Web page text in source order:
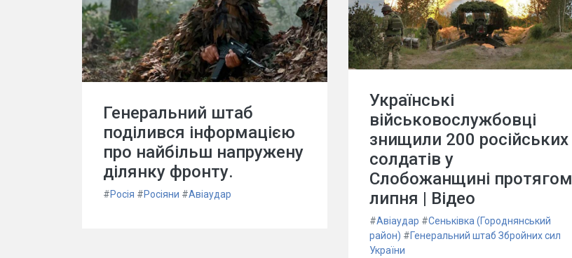
Генеральний штаб
поділився інформацією
про найбільш напружену
ділянку фронту.
#Росія #Росіяни #Авіаудар
Українські
військовослужбовці
знищили 200 російських
солдатів у
Слобожанщині протягом
липня | Відео
#Авіаудар #Сеньківка (Городнянський
район) #Генеральний штаб Збройних сил
України